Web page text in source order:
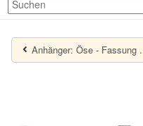
Anhänger: Öse - Fassung